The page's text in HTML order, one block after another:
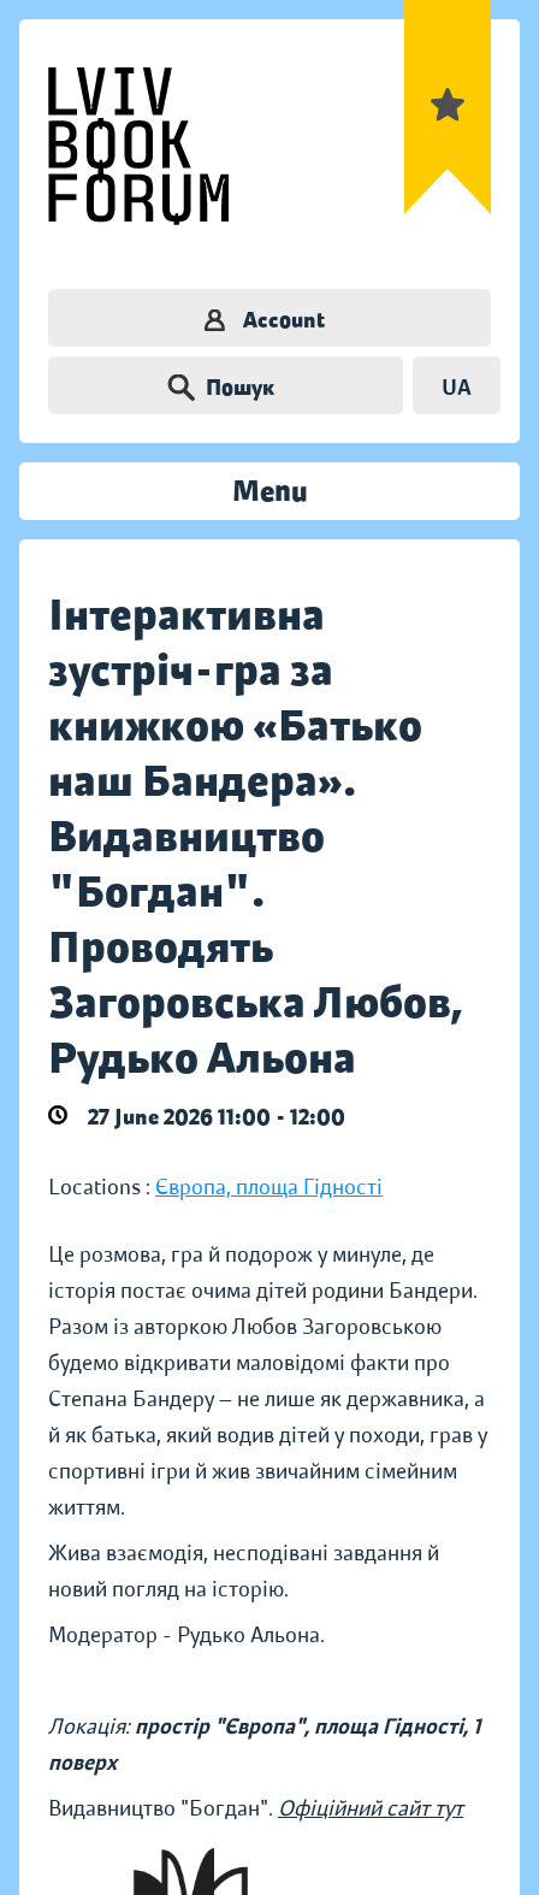
Account
Пошук UA
Menu
Інтерактивна
зустріч-гра за
книжкою «Батько
наш Бандера».
Видавництво
"Богдан".
Проводять
Загоровська Любов,
Рудько Альона
27 June 2026 11:00 - 12:00
Locations : Європа, площа Гідності
Це розмова, гра й подорож у минуле, де
історія постає очима дітей родини Бандери.
Разом із авторкою Любов Загоровською
будемо відкривати маловідомі факти про
Степана Бандеру — не лише як державника, а
й як батька, який водив дітей у походи, грав у
спортивні ігри й жив звичайним сімейним
життям.
Жива взаємодія, несподівані завдання й
новий погляд на історію.
Модератор - Рудько Альона.
Локація:простір "Європа", площа Гідності, 1
поверх
Видавництво "Богдан". Офіційний сайт тут